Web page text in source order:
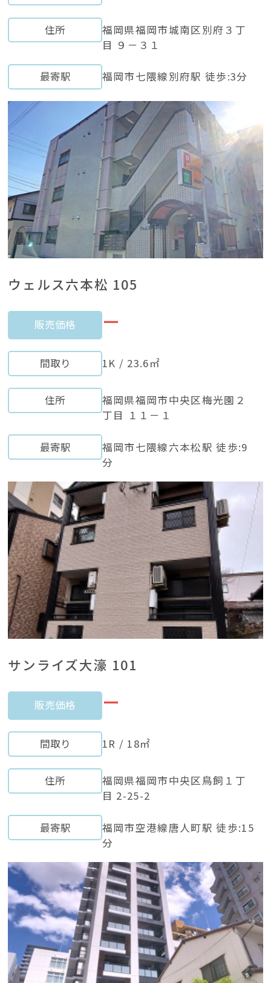
住所
福岡県福岡市城南区別府３丁
目 ９－３１
最寄駅 福岡市七隈線別府駅 徒歩:3分
ウェルス六本松 105
販売価格 ー
間取り 1K / 23.6㎡
住所
福岡県福岡市中央区梅光園２
丁目 １１－１
最寄駅
福岡市七隈線六本松駅 徒歩:9
分
サンライズ大濠 101
販売価格 ー
間取り 1R / 18㎡
住所
福岡県福岡市中央区鳥飼１丁
目 2-25-2
最寄駅
福岡市空港線唐人町駅 徒歩:15
分